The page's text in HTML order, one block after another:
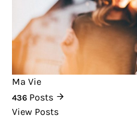
Ma Vie
436 Posts
View Posts